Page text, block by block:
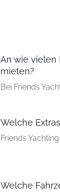
An wie vielen
mieten?
Bei Friends
Welche
Friends
Welche